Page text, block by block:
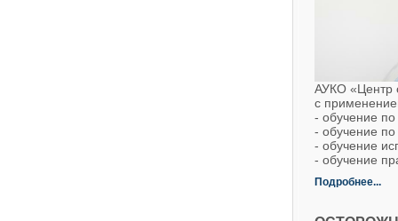
АУКО «Центр
с
- обучение
- обучение
- обучение
- обучение
Подробнее...